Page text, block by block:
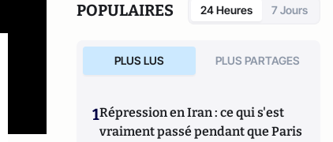
POPULAIRES 24 Heures 7 Jours
PLUS LUS PLUS PARTAGES
1Répression en Iran : ce qui s'est
vraiment passé pendant que Paris